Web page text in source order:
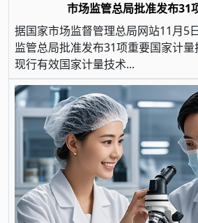
市场监管总局批准发布31
据国家市场监督管理总局网站11月5
监管总局批准发布31项重要国家计
现行有效国家计量技术...